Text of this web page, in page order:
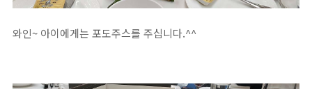
와인~ 아이에게는 포도주스를 주십니다.^^